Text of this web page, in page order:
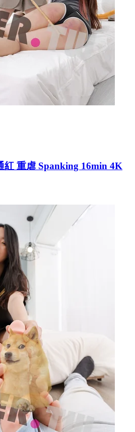
紅 重虐 Spanking 16min 4K